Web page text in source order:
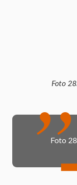
Foto
Foto